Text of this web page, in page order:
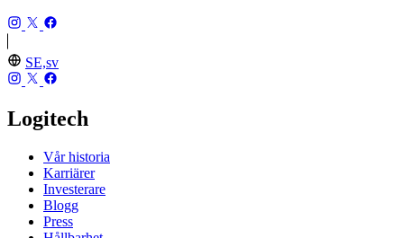
SE,sv
Logitech
Vår historia
Karriärer
Investerare
Blogg
Press